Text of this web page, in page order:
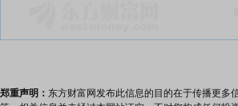
郑重声明： 东方财富网发布此信息的目的在于传播更多